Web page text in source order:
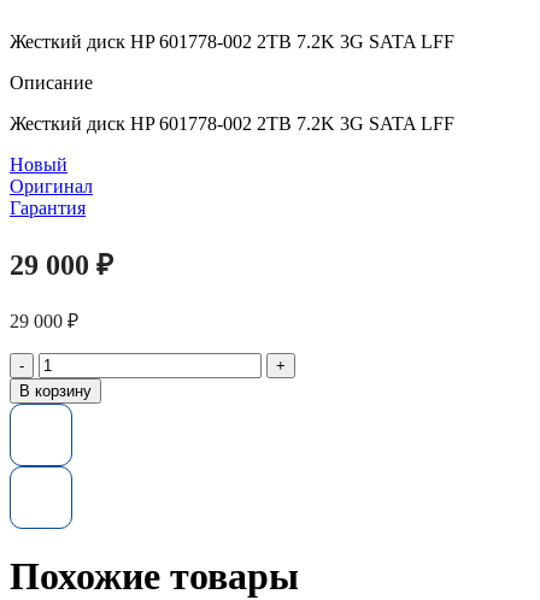
Жесткий диск HP 601778-002 2TB 7.2K 3G SATA LFF
Описание
Жесткий диск HP 601778-002 2TB 7.2K 3G SATA LFF
Новый
Оригинал
Гарантия
29 000 ₽
29 000 ₽
Количество
товара
Жесткий
601778-
2TB
7.2K
SATA
В корзину
Похожие товары